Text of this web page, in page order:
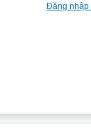
Đăng nhập